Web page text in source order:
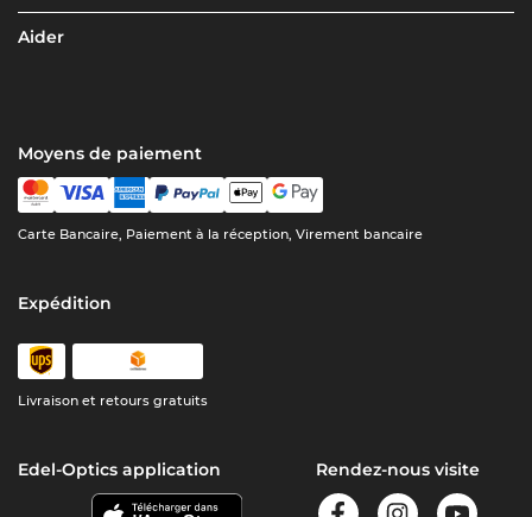
Aider
Moyens de paiement
Carte Bancaire, Paiement à la réception, Virement bancaire
Expédition
Livraison et retours gratuits
Edel-Optics application Rendez-nous visite